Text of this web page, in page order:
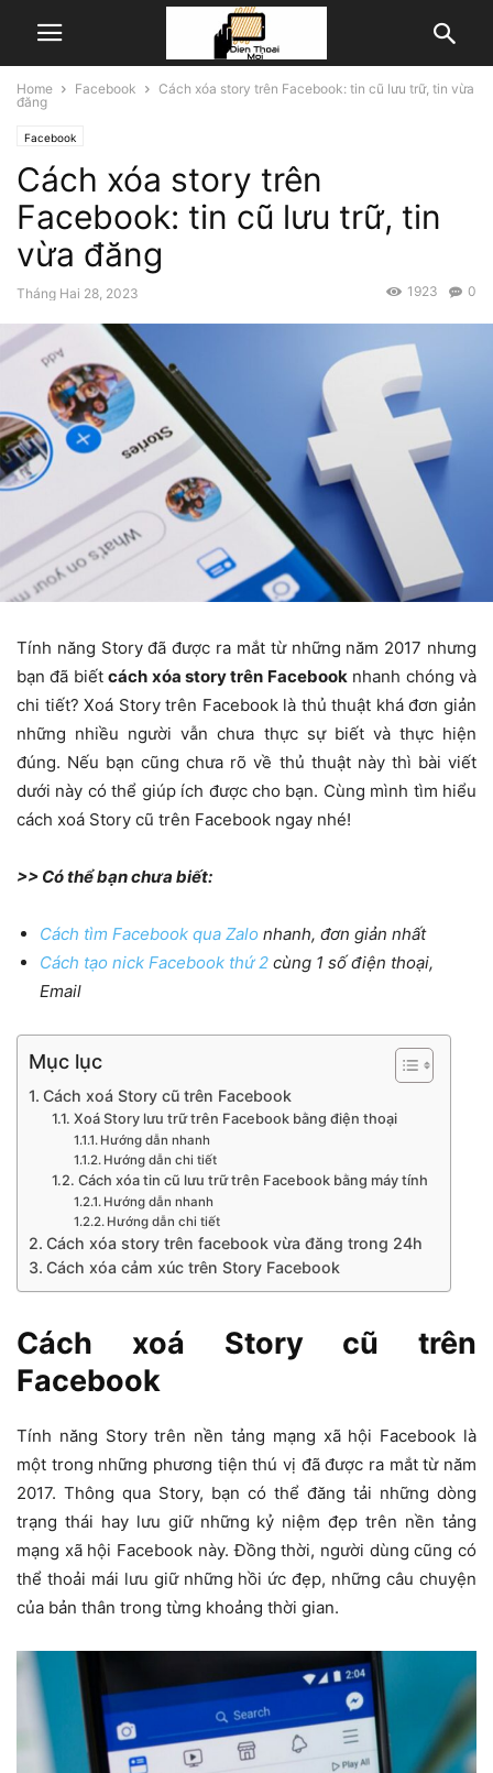
Home Facebook
Cách xóa story trên Facebook: tin cũ lưu trữ, tin vừa
đăng
Facebook
Cách xóa story trên
Facebook: tin cũ lưu trữ, tin
vừa đăng
Tháng Hai 28, 2023 0
1923
Tính năng Story đã được ra mắt từ những năm 2017 nhưng
bạn đã biếtcách xóa story trên Facebook nhanh chóng và
chi tiết? Xoá Story trên Facebook là thủ thuật khá đơn giản
những nhiều người vẫn chưa thực sự biết và thực hiện
đúng. Nếu bạn cũng chưa rõ về thủ thuật này thì bài viết
dưới này có thể giúp ích được cho bạn. Cùng mình tìm hiểu
cách xoá Story cũ trên Facebook ngay nhé!
>> Có thể bạn chưa biết:
Cách tìm Facebook qua Zalo nhanh, đơn giản nhất
Cách tạo nick Facebook thứ 2 cùng 1 số điện thoại,
Email
Mục lục
Cách xoá Story cũ trên Facebook
Xoá Story lưu trữ trên Facebook bằng điện thoại
Hướng dẫn nhanh
Hướng dẫn chi tiết
Cách xóa tin cũ lưu trữ trên Facebook bằng máy tính
Hướng dẫn nhanh
Hướng dẫn chi tiết
Cách xóa story trên facebook vừa đăng trong 24h
Cách xóa cảm xúc trên Story Facebook
Cách xoá Story cũ trên
Facebook
Tính năng Story trên nền tảng mạng xã hội Facebook là
một trong những phương tiện thú vị đã được ra mắt từ năm
2017. Thông qua Story, bạn có thể đăng tải những dòng
trạng thái hay lưu giữ những kỷ niệm đẹp trên nền tảng
mạng xã hội Facebook này. Đồng thời, người dùng cũng có
thể thoải mái lưu giữ những hồi ức đẹp, những câu chuyện
của bản thân trong từng khoảng thời gian.